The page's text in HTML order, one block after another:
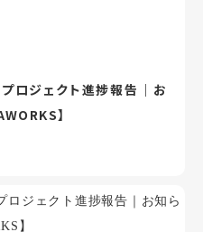
ロジェクト進捗報告｜お
】